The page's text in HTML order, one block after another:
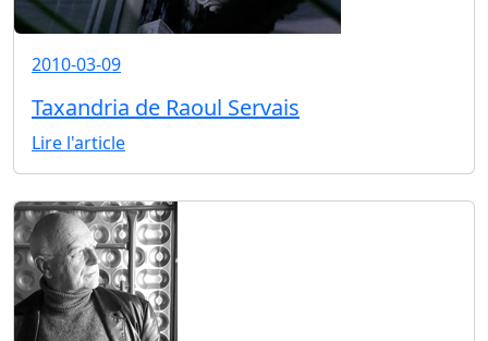
2010-03-09
Taxandria de Raoul Servais
Lire l'article